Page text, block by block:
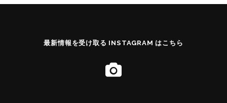
最新情報を受け取る INSTAGRAM はこちら